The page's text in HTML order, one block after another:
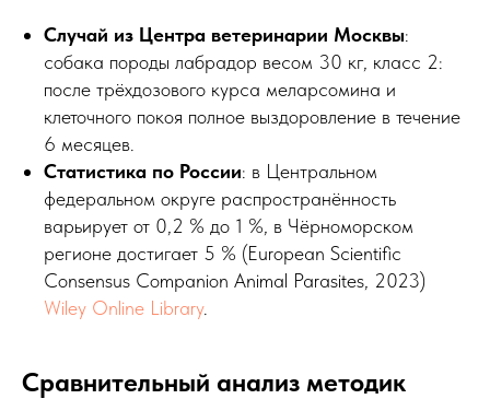
Случай из Центра ветеринарии Москвы:
собака породы лабрадор весом 30 кг, класс 2:
после трёхдозового курса меларсомина и
клеточного покоя полное выздоровление в течение
6 месяцев.
Статистика по России: в Центральном
федеральном округе распространённость
варьирует от 0,2 % до 1 %, в Чёрноморском
регионе достигает 5 % (European Scientific
Consensus Companion Animal Parasites, 2023)
Wiley Online Library.
Сравнительный анализ методик